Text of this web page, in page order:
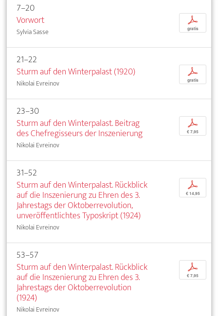
7–20
Vorwort
Sylvia Sasse
p
gratis
21–22
Sturm auf den Winterpalast (1920)
Nikolai Evreinov
p
gratis
23–30
Sturm auf den Winterpalast. Beitrag
des Chefregisseurs der Inszenierung
Nikolai Evreinov
p
€ 7,95
31–52
Sturm auf den Winterpalast. Rückblick
auf die Inszenierung zu Ehren des 3.
Jahrestags der Oktoberrevolution,
unveröffentlichtes Typoskript (1924)
Nikolai Evreinov
p
€ 14,95
53–57
Sturm auf den Winterpalast. Rückblick
auf die Inszenierung zu Ehren des 3.
Jahrestags der Oktoberrevolution
(1924)
Nikolai Evreinov
p
€ 7,95